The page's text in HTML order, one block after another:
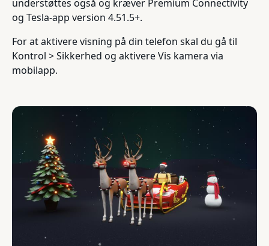
understøttes også og kræver Premium Connectivity
og Tesla-app version 4.51.5+.
For at aktivere visning på din telefon skal du gå til
Kontrol > Sikkerhed og aktivere Vis kamera via
mobilapp.